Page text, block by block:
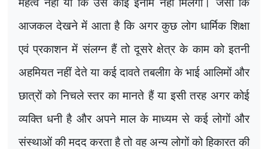
महत्व नहीं या कि उसे कोई इनाम नहीं मिलेगा। जैसा कि
आजकल देखने में आता है कि अगर कुछ लोग धार्मिक शिक्षा
एवं प्रकाशन में संलग्न हैं तो दूसरे क्षेत्र के काम को इतनी
अहमियत नहीं देते या कई दावते तबलीग़ के भाई आलिमों और
छात्रों को निचले स्तर का मानते हैं या इसी तरह अगर कोई
व्यक्ति धनी है और अपने माल के माध्यम से कई लोगों और
संस्थाओं की मदद करता है तो वह अन्य लोगों को हिकारत की